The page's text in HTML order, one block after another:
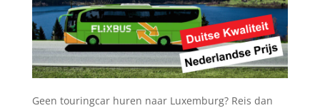
Geen touringcar huren naar Luxemburg? Reis dan